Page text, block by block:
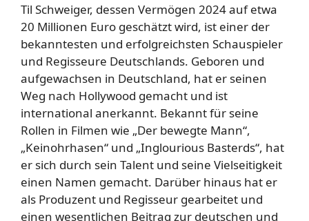
Til Schweiger, dessen Vermögen 2024 auf etwa
20 Millionen Euro geschätzt wird, ist einer der
bekanntesten und erfolgreichsten Schauspieler
und Regisseure Deutschlands. Geboren und
aufgewachsen in Deutschland, hat er seinen
Weg nach Hollywood gemacht und ist
international anerkannt. Bekannt für seine
Rollen in Filmen wie „Der bewegte Mann“,
„Keinohrhasen“ und „Inglourious Basterds“, hat
er sich durch sein Talent und seine Vielseitigkeit
einen Namen gemacht. Darüber hinaus hat er
als Produzent und Regisseur gearbeitet und
einen wesentlichen Beitrag zur deutschen und